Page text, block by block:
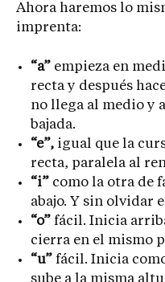
Ahora haremos lo
imprenta:
“a” empieza en
recta y después
no llega al medio y
bajada.
“e”, igual que la
recta, paralela al
“i” como la otra de
abajo. Y sin olvidar
“o” fácil. Inicia
cierra en el mismo
“u” fácil. Inicia